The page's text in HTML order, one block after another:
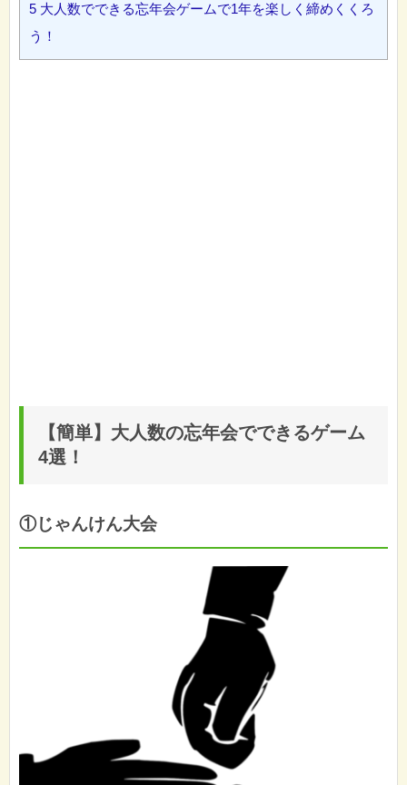
5 大人数でできる忘年会ゲームで1年を楽しく締めくくろ
う！
【簡単】大人数の忘年会でできるゲーム
4選！
①じゃんけん大会